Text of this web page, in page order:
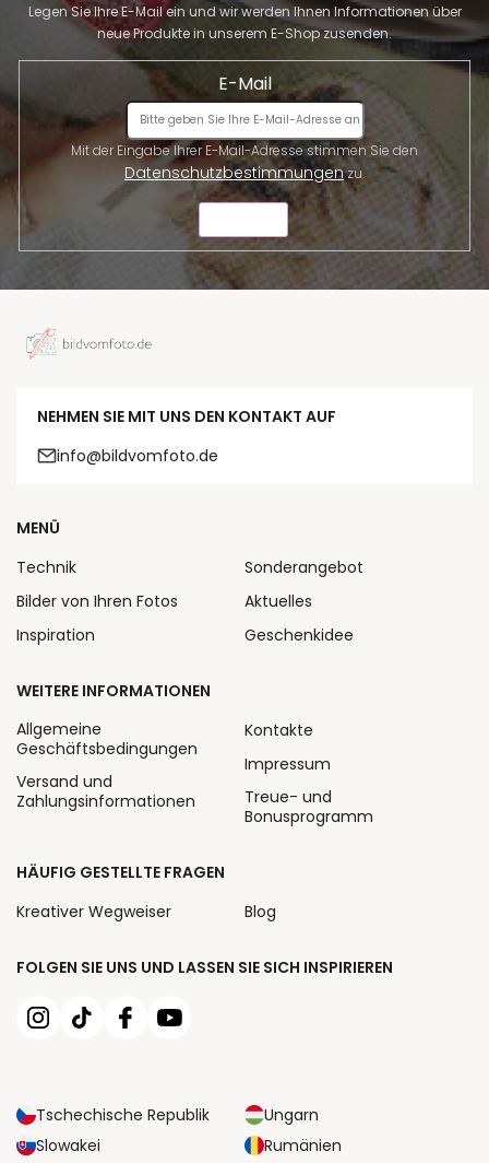
Legen Sie Ihre E-Mail ein und wir werden Ihnen Informationen über
neue Produkte in unserem E-Shop zusenden.
E-Mail
Datenschutzbestimmungenzu.
NEHMEN SIE MIT UNS DEN KONTAKT AUF
info@bildvomfoto.de
FOLGEN SIE UNS UND LASSEN SIE SICH INSPIRIEREN
Tschechische Republik
Ungarn
Slowakei
Rumänien
MENÜ
Technik
Bilder von Ihren Fotos
Inspiration
Sonderangebot
Aktuelles
Geschenkidee
WEITERE INFORMATIONEN
Allgemeine
Geschäftsbedingungen
Versand und
Zahlungsinformationen
Kontakte
Impressum
Treue- und
Bonusprogramm
HÄUFIG GESTELLTE FRAGEN
Kreativer Wegweiser
Blog